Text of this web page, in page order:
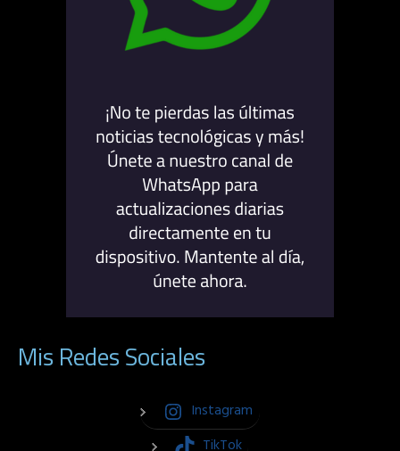
Mis Redes Sociales
Instagram
TikTok